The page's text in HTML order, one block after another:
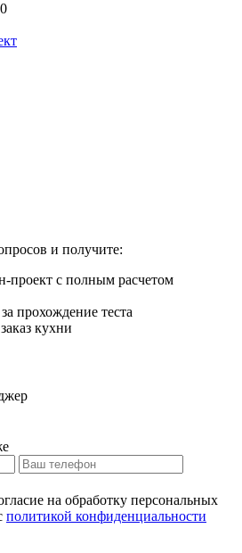
и получите:
проект с полным расчетом
прохождение теста
кухни
на обработку персональных
политикой конфиденциальности